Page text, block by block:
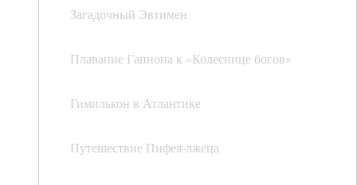
Загадочный Эвтимен
Плавание Ганнона к «Колеснице богов»
Гимилькон в Атлантике
Путешествие Пифея-лжеца